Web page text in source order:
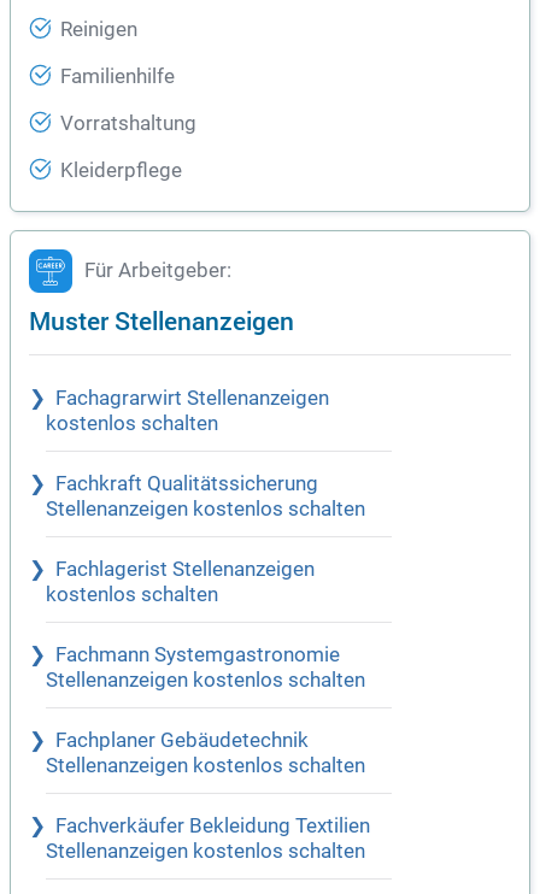
Reinigen
Familienhilfe
Vorratshaltung
Kleiderpflege
Für Arbeitgeber:
Muster Stellenanzeigen
Fachagrarwirt Stellenanzeigen
kostenlos schalten
Fachkraft Qualitätssicherung
Stellenanzeigen kostenlos schalten
Fachlagerist Stellenanzeigen
kostenlos schalten
Fachmann Systemgastronomie
Stellenanzeigen kostenlos schalten
Fachplaner Gebäudetechnik
Stellenanzeigen kostenlos schalten
Fachverkäufer Bekleidung Textilien
Stellenanzeigen kostenlos schalten